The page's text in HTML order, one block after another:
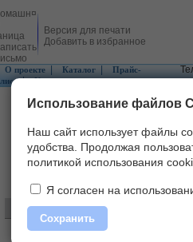
Версия для печати
Добавить в избранное
О проекте Каталог
Прайс-
лист| Контакты
Использование файлов
Наш сайт использует файлы
удобства. Продолжая
политикой использования
Я согласен на
Сохранить